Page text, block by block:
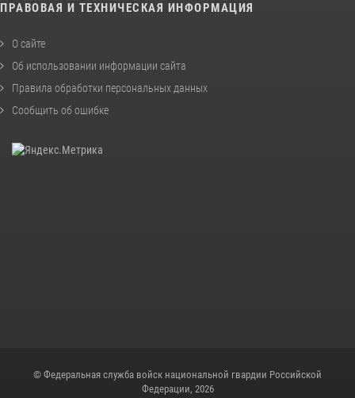
ПРАВОВАЯ И ТЕХНИЧЕСКАЯ ИНФОРМАЦИЯ
О сайте
Об использовании информации сайта
Правила обработки персональных данных
Сообщить об ошибке
© Федеральная служба войск национальной гвардии Российской
Федерации, 2026